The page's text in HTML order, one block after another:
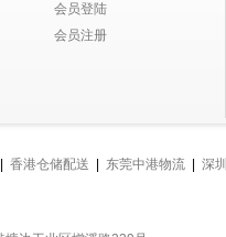
会员登陆
会员注册
香港仓储配送 东莞中港物流 深